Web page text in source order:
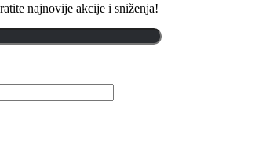
najnovije akcije i sniženja!